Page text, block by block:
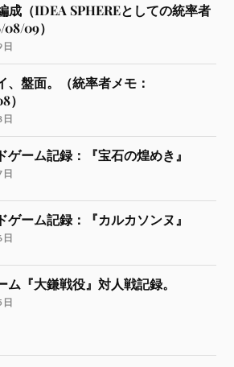
成（IDEA SPHEREとしての統率者
09）
、盤面。（統率者メモ：
）
ゲーム記録：『宝石の煌めき』
ゲーム記録：『カルカソンヌ』
ム『大鎌戦役』対人戦記録。